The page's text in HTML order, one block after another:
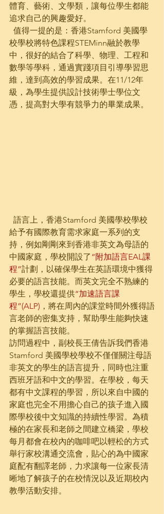
體育、藝術、文學類，讓每位學生都能
追求自己的興趣愛好。
校學校將特色課程STEMinn融於教學
中，很好的結合了科學、物理、工程和
數學等學科，通過實踐項目引導學習思
維，達到高效的學習成果。在11/12年
級，為學生提供設計技術學士學位文
憑，提高對大學有競爭力的畢業成果。
給予有國際教育需求家庭一系列的支
持，例如剛剛來到香港非英文為母語的
中國家庭，學校開設了“附加語言EAL課
程”計劃，以確保學生在英語環境中獲得
必要的語言技能。而英文完全不熟練的
學生，學校還提供“加速語言課
程”(ALP) ，將在周內的課堂時間外獲得語
言老師的密集支持，幫助學生能夠快速
的掌握語言技能。
訪問過程中，副校長王倩告訴我們香港
Stamford 美國學校學校不僅僅關注母語
非英文的學生的語言提升，同時也注重
西班牙語和中文的學習。在學校，每天
都有中文課程的學習，所以來自中國的
家庭也完全不用擔心自己的孩子進入國
際學校後中文知識的持續性學習。為積
極的在家長和老師之間建立橋梁，學校
每月都會在校內的咖啡吧以輕松的方式
舉行家校溝通交流會，貼心的為中國家
庭配有翻譯老師，力求讓每一位家長清
晰地了解孩子的在校情況以及近期校內
教學活動安排。